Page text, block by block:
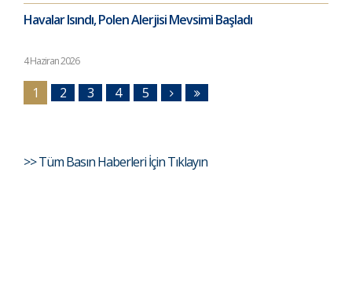
Havalar Isındı, Polen Alerjisi Mevsimi Başladı
4 Haziran 2026
1 2 3 4 5
>> Tüm Basın Haberleri İçin Tıklayın